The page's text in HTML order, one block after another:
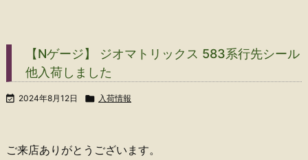
【Nゲージ】 ジオマトリックス 583系行先シール
他入荷しました
 2024年8月12日  入荷情報
ご来店ありがとうございます。